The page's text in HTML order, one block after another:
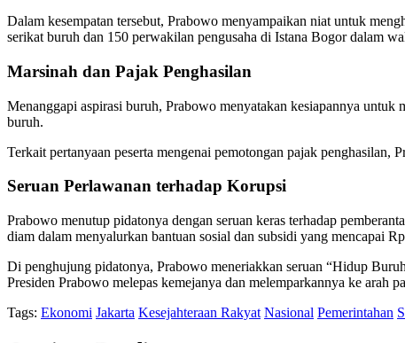
Dalam kesempatan tersebut, Prabowo menyampaikan niat untuk
serikat buruh dan 150 perwakilan pengusaha di Istana Bogor dalam
Marsinah dan Pajak Penghasilan
Menanggapi aspirasi buruh, Prabowo menyatakan kesiapannya untuk
buruh.
Terkait pertanyaan peserta mengenai pemotongan pajak
Seruan Perlawanan terhadap Korupsi
Prabowo menutup pidatonya dengan seruan keras terhadap
diam dalam menyalurkan bantuan sosial dan subsidi yang mencapai
Di penghujung pidatonya, Prabowo meneriakkan seruan “Hidup
Presiden Prabowo melepas kemejanya dan melemparkannya ke arah
Tags: Ekonomi Jakarta Kesejahteraan Rakyat Nasional Pemerintahan